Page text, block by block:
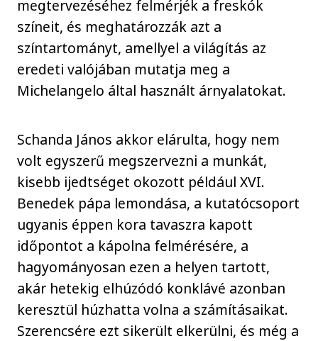
megtervezéséhez felmérjék a freskók
színeit, és meghatározzák azt a
színtartományt, amellyel a világítás az
eredeti valójában mutatja meg a
Michelangelo által használt árnyalatokat.
Schanda János akkor elárulta, hogy nem
volt egyszerű megszervezni a munkát,
kisebb ijedtséget okozott például XVI.
Benedek pápa lemondása, a kutatócsoport
ugyanis éppen kora tavaszra kapott
időpontot a kápolna felmérésére, a
hagyományosan ezen a helyen tartott,
akár hetekig elhúzódó konklávé azonban
keresztül húzhatta volna a számításaikat.
Szerencsére ezt sikerült elkerülni, és még a